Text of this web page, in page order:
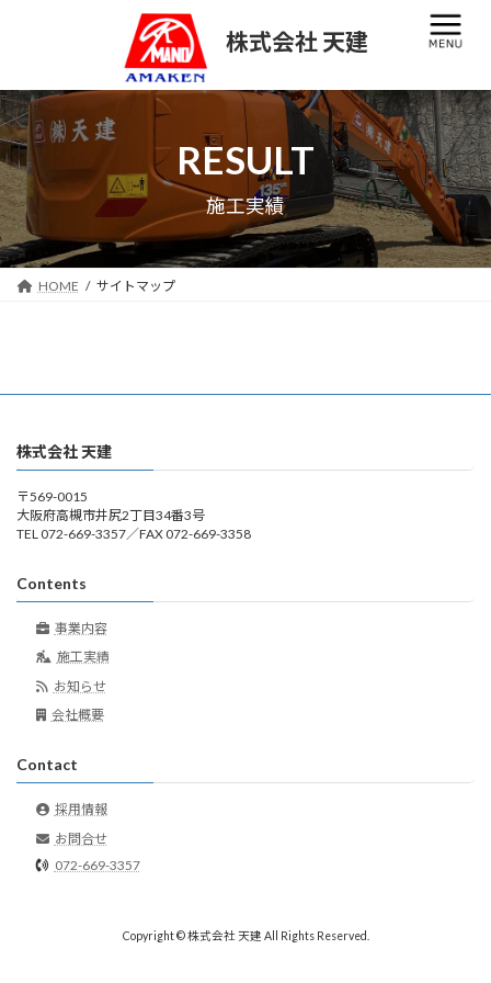
ツ
へ
ス
キ
ッ
プ
シ
ョ
ン
に
移
動
株式会社 天建
RESULT
施工実績
HOME サイトマップ
株式会社 天建
〒569-0015
大阪府高槻市井尻2丁目34番3号
TEL 072-669-3357／FAX 072-669-3358
Contents
事業内容
施工実績
お知らせ
会社概要
Contact
採用情報
お問合せ
072-669-3357
Copyright © 株式会社 天建 All Rights Reserved.